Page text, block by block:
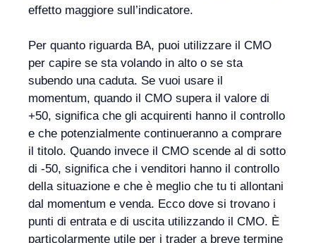
effetto maggiore sull’indicatore.
Per quanto riguarda BA, puoi utilizzare il CMO
per capire se sta volando in alto o se sta
subendo una caduta. Se vuoi usare il
momentum, quando il CMO supera il valore di
+50, significa che gli acquirenti hanno il controllo
e che potenzialmente continueranno a comprare
il titolo. Quando invece il CMO scende al di sotto
di -50, significa che i venditori hanno il controllo
della situazione e che è meglio che tu ti allontani
dal momentum e venda. Ecco dove si trovano i
punti di entrata e di uscita utilizzando il CMO. È
particolarmente utile per i trader a breve termine